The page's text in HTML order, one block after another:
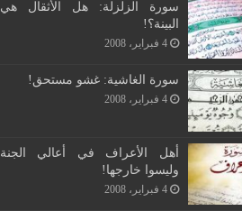
سورة الزلزلة: هل الأثقال هي
البينة؟!
4 فبراير، 2008
سورة الغاشية: غشو مستحق!
4 فبراير، 2008
أهل الأعراف في أعالي الجنة
وليسوا خارجها!
4 فبراير، 2008